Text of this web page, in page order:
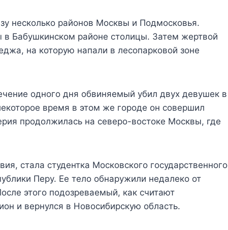
несколько районов Москвы и Подмосковья.
Бабушкинском районе столицы. Затем жертвой
на которую напали в лесопарковой зоне
одного дня обвиняемый убил двух девушек в
время в этом же городе он совершил
продолжилась на северо-востоке Москвы, где
стала студентка Московского государственного
Перу. Ее тело обнаружили недалеко от
этого подозреваемый, как считают
и вернулся в Новосибирскую область.